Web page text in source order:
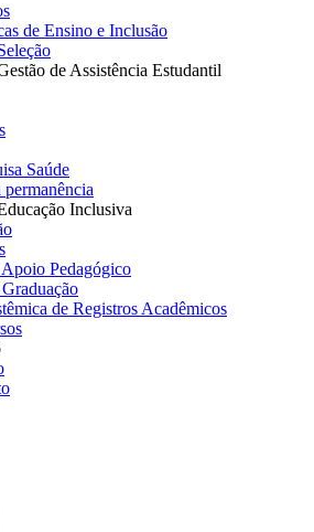
de Ensino e Inclusão
de Assistência Estudantil
Saúde
permanência
Inclusiva
Pedagógico
de Registros Acadêmicos